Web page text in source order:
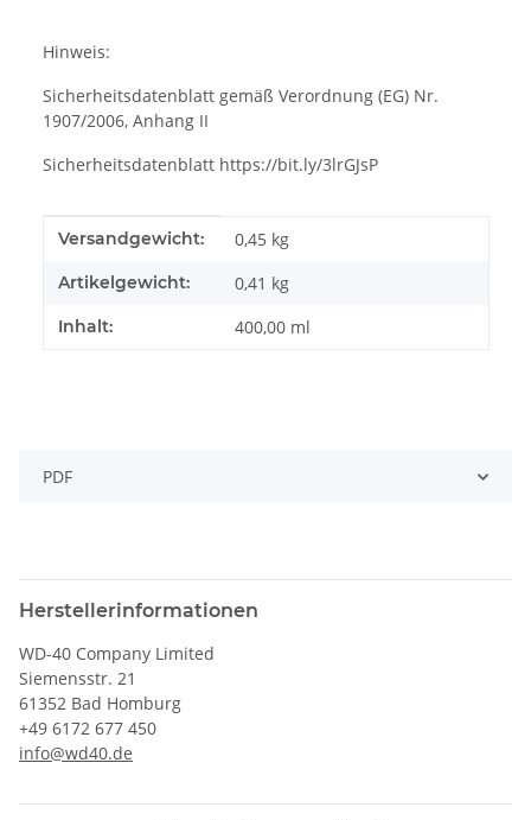
Hinweis:
Sicherheitsdatenblatt gemäß Verordnung (EG) Nr.
1907/2006, Anhang II
Sicherheitsdatenblatt https://bit.ly/3lrGJsP
Produkteigenschaft
Wert
Versandgewicht: 0,45 kg
Artikelgewicht: 0,41 kg
Inhalt: 400,00 ml
PDF
Herstellerinformationen
WD-40 Company Limited
Siemensstr. 21
61352 Bad Homburg
+49 6172 677 450
info@wd40.de